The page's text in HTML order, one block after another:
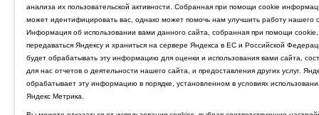
анализа их пользовательской активности. Собранная при помощи cookie
может идентифицировать вас, однако может помочь нам улучшить работу нашего
Информация об использовании вами данного сайта, собранная при помощи cookie,
передаваться Яндексу и храниться на сервере Яндекса в ЕС и Российской
будет обрабатывать эту информацию для оценки и использования вами сайта,
для нас отчетов о деятельности нашего сайта, и предоставления других услуг.
обрабатывает эту информацию в порядке, установленном в условиях
Яндекс Метрика.